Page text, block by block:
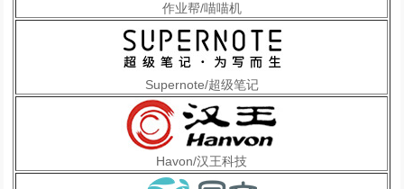
作业帮/喵喵机
Supernote/超级笔记
Havon/汉王科技